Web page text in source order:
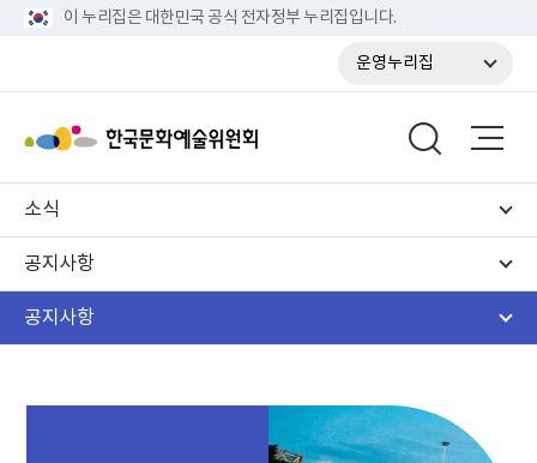
이 누리집은 대한민국 공식 전자정부 누리집입니다.
운영누리집
소식
공지사항
공지사항